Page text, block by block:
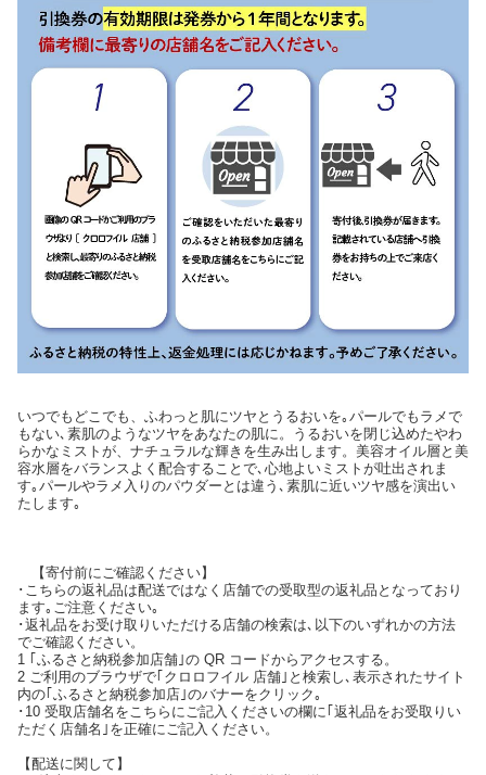
いつでもどこでも、ふわっと肌にツヤとうるおいを｡パールでもラメで
もない､素肌のようなツヤをあなたの肌に。うるおいを閉じ込めたやわ
らかなミストが、ナチュラルな輝きを生み出します。美容オイル層と美
容水層をバランスよく配合することで､心地よいミストが吐出されま
す｡パールやラメ入りのパウダーとは違う､素肌に近いツヤ感を演出い
たします｡
【寄付前にご確認ください】
･こちらの返礼品は配送ではなく店舗での受取型の返礼品となっており
ます｡ご注意ください｡
･返礼品をお受け取りいただける店舗の検索は､以下のいずれかの方法
でご確認ください。
1 ｢ふるさと納税参加店舗｣の QR コードからアクセスする。
2 ご利用のブラウザで｢クロロフイル 店舗｣と検索し､表示されたサイト
内の｢ふるさと納税参加店｣のバナーをクリック｡
･10 受取店舗名をこちらにご記入くださいの欄に｢返礼品をお受取りい
ただく店舗名｣を正確にご記入ください。
【配送に関して】